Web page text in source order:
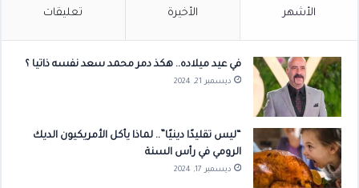
الأشهر الأخيرة تعليقات
في عيد ميلاده.. هكذ دمر محمد سعد نفسه ذاتيا ؟
ديسمبر 21, 2024
“ليس تقليدًا دينيًا”.. لماذا يأكل الأمريكيون الديك
الرومي في رأس السنة
ديسمبر 17, 2024